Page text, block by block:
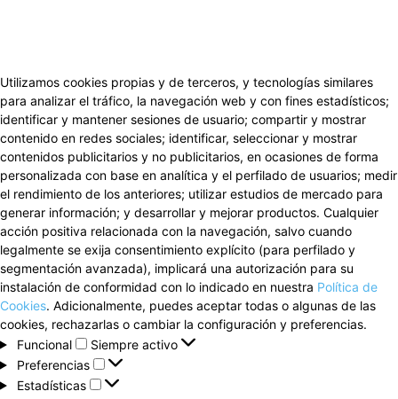
Utilizamos cookies propias y de terceros, y tecnologías similares
para analizar el tráfico, la navegación web y con fines estadísticos;
identificar y mantener sesiones de usuario; compartir y mostrar
contenido en redes sociales; identificar, seleccionar y mostrar
contenidos publicitarios y no publicitarios, en ocasiones de forma
personalizada con base en analítica y el perfilado de usuarios; medir
el rendimiento de los anteriores; utilizar estudios de mercado para
generar información; y desarrollar y mejorar productos. Cualquier
acción positiva relacionada con la navegación, salvo cuando
legalmente se exija consentimiento explícito (para perfilado y
segmentación avanzada), implicará una autorización para su
instalación de conformidad con lo indicado en nuestra Política de
Cookies. Adicionalmente, puedes aceptar todas o algunas de las
cookies, rechazarlas o cambiar la configuración y preferencias.
Funcional
Funcional
Siempre activo
Preferencias
Preferencias
Estadísticas
Estadísticas